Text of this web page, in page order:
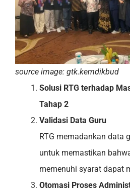
source image: gtk.kemdikbud
Solusi RTG terhadap
Tahap 2
Validasi Data Guru
RTG memadankan data
untuk memastikan
memenuhi syarat dapat
Otomasi Proses